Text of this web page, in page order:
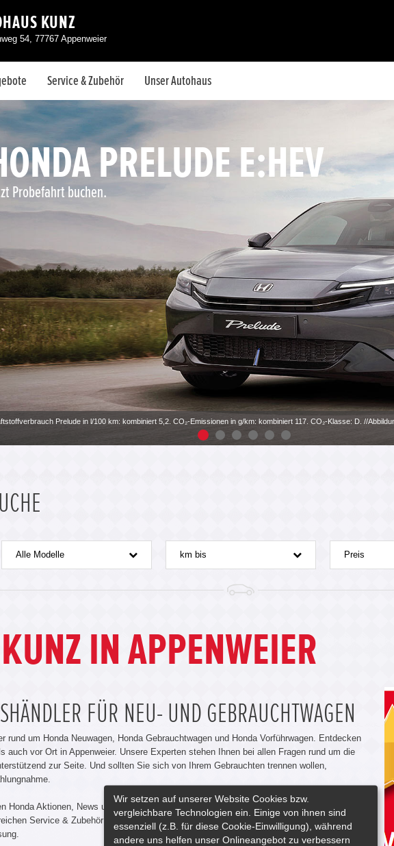
KUNZ
54, 77767 Appenweier
Service & Zubehör Unser Autohaus
Prelude in l/100 km: kombiniert 5,2. CO₂-Emissionen in g/km: kombiniert 117. CO₂-Klasse: D. //
PRELUDE E:HEV
Probefahrt buchen.
Alle Modelle km bis Preis
IN APPENWEIER
FÜR NEU- UND GEBRAUCHTWAGEN
rund um Honda Neuwagen, Honda Gebrauchtwagen und Honda Vorführwagen. Entdecken
auch vor Ort in Appenweier. Unsere Experten stehen Ihnen bei allen Fragen rund um die
zur Seite. Und sollten Sie sich von Ihrem Gebrauchten trennen wollen,
Honda Aktionen, News und unsere Autohaus Angebote. Auch nach der Anschaffung lassen
Service & Zubehör Angeboten sowie unseren Werkstatt Leistungen finden wir für Sie
Wir setzen auf unserer Website Cookies bzw.
vergleichbare Technologien ein. Einige von ihnen sind
essenziell (z.B. für diese Cookie-Einwilligung), während
andere uns helfen unser Onlineangebot zu verbessern